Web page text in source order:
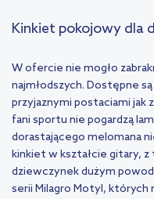
Kinkiet pokojowy dla
W ofercie nie mogło
najmłodszych. Dostępne
przyjaznymi postaciami jak
fani sportu nie pogardzą
dorastającego melomana
kinkiet w kształcie gitary, z
dziewczynek dużym
serii Milagro Motyl, których